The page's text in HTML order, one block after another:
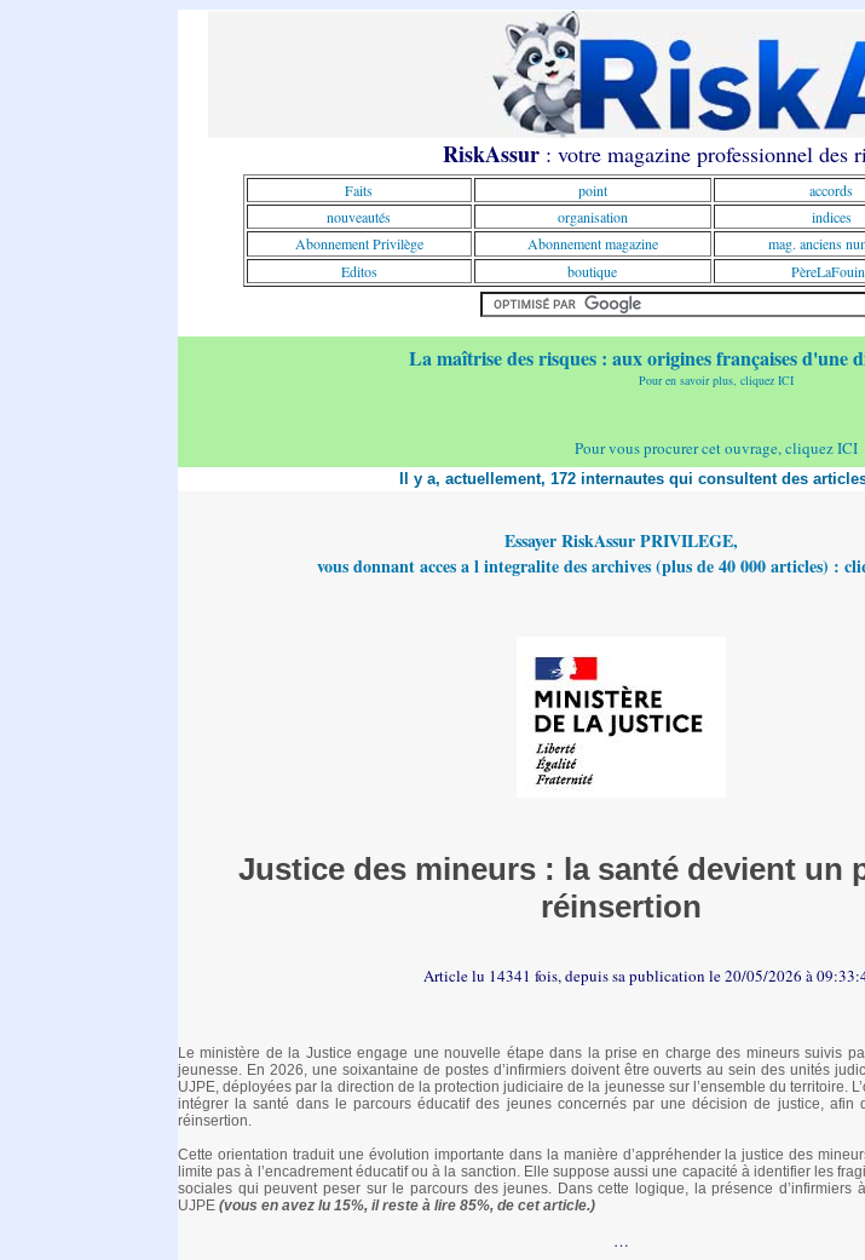
RiskAssur: votre magazine professionnel des
Faits point accords
nouveautés
organisation indices
Abonnement Privilège
Abonnement magazine mag. anciens
Editos boutique
La maîtrise des risques : aux origines françaises d'une
Pour en savoir plus, cliquez ICI
Pour vous procurer cet ouvrage, cliquez ICI
Il y a, actuellement, 172 internautes qui consultent des
Essayer RiskAssur PRIVILEGE,
vous donnant acces a l integralite des archives (plus de 40 000 articles) :
Justice des mineurs : la santé devient un
réinsertion
Article lu 14341 fois, depuis sa publication le 20/05/2026 à
Le ministère de la Justice engage une nouvelle étape dans la prise en charge des mineurs suivis
jeunesse. En 2026, une soixantaine de postes d’infirmiers doivent être ouverts au sein des unités
UJPE, déployées par la direction de la protection judiciaire de la jeunesse sur l’ensemble du territoire.
intégrer la santé dans le parcours éducatif des jeunes concernés par une décision de justice, afin
réinsertion.
Cette orientation traduit une évolution importante dans la manière d’appréhender la justice des
limite pas à l’encadrement éducatif ou à la sanction. Elle suppose aussi une capacité à identifier les
sociales qui peuvent peser sur le parcours des jeunes. Dans cette logique, la présence d’infirmiers
UJPE (vous en avez lu 15%, il reste à lire 85%, de cet article.)
…